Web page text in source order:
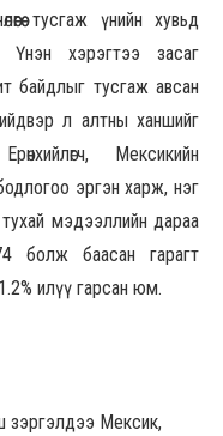
тусгаж үнийн хувьд
хэрэгтээ засаг
байдлыг тусгаж авсан
л алтны ханшийг
Мексикийн
эргэн харж, нэг
мэдээллийн дараа
болж баасан гарагт
илүү гарсан юм.
зэргэлдээ Мексик,